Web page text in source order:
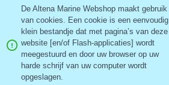
De Altena Marine Webshop maakt gebruik
van cookies. Een cookie is een eenvoudig
klein bestandje dat met pagina’s van deze
website [en/of Flash-applicaties] wordt
meegestuurd en door uw browser op uw
harde schrijf van uw computer wordt
opgeslagen.